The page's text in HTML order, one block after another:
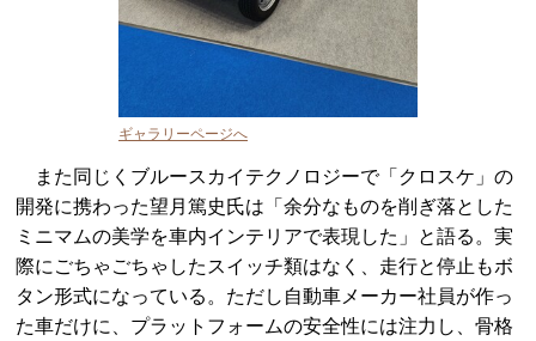
ギャラリーページへ
また同じくブルースカイテクノロジーで「クロスケ」の
開発に携わった望月篤史氏は「余分なものを削ぎ落とした
ミニマムの美学を車内インテリアで表現した」と語る。実
際にごちゃごちゃしたスイッチ類はなく、走行と停止もボ
タン形式になっている。ただし自動車メーカー社員が作っ
た車だけに、プラットフォームの安全性には注力し、骨格